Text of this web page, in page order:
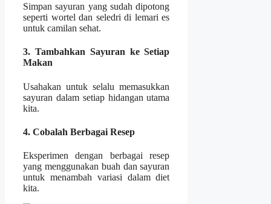
Simpan sayuran yang sudah dipotong
seperti wortel dan seledri di lemari es
untuk camilan sehat.
3. Tambahkan Sayuran ke Setiap
Makan
Usahakan untuk selalu memasukkan
sayuran dalam setiap hidangan utama
kita.
4. Cobalah Berbagai Resep
Eksperimen dengan berbagai resep
yang menggunakan buah dan sayuran
untuk menambah variasi dalam diet
kita.